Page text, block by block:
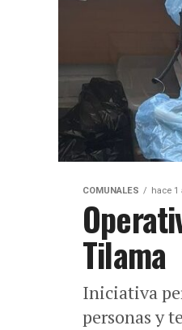
COMUNALES hace 1
Tilama
Iniciativa
personas y